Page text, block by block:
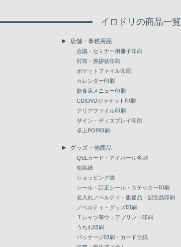
イロドリの商品一覧
店舗・事務用品
会議・セミナー用冊子印刷
封筒・挨拶状印刷
ポケットファイル印刷
カレンダー印刷
飲食店メニュー印刷
CD/DVDジャケット印刷
クリアファイル印刷
サイン・ディスプレイ印刷
卓上POP印刷
グッズ・他商品
QSLカード・アイボール名刺
包装紙
ショッピング袋
シール・訂正シール・ステッカー印刷
名入れノベルティ・販促品・記念品印刷
ノベルティ・グッズ印刷
Ｔシャツ等ウェアプリント印刷
うちわ印刷
パッケージ印刷・カード台紙